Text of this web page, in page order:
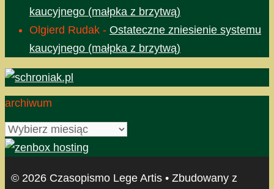
kaucyjnego (małpka z brzytwą)
Olgierd Rudak - Ostateczne zniesienie systemu
kaucyjnego (małpka z brzytwą)
archiwum
archiwum
© 2026 Czasopismo Lege Artis • Zbudowany z